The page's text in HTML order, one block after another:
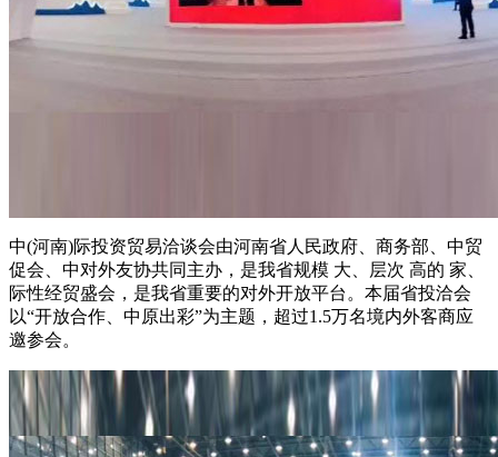
中(河南)际投资贸易洽谈会由河南省人民政府、商务部、中贸
促会、中对外友协共同主办，是我省规模 大、层次 高的 家、
际性经贸盛会，是我省重要的对外开放平台。本届省投洽会
以“开放合作、中原出彩”为主题，超过1.5万名境内外客商应
邀参会。